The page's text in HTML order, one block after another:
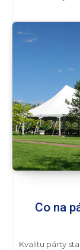
Co na
Kvalitu párty